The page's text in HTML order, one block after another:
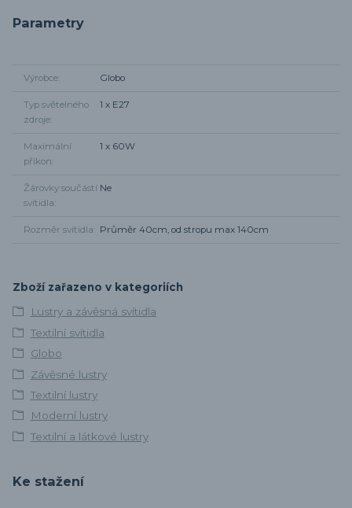
Parametry
Výrobce Globo
Typ světelného
zdroje
1 x E27
Maximální
příkon
1 x 60W
Žárovky součástí
svítidla
Ne
Rozměr svítidla Průměr 40cm, od stropu max 140cm
Zboží zařazeno v kategoriích
Lustry a závěsná svítidla
Textilní svítidla
Globo
Závěsné lustry
Textilní lustry
Moderní lustry
Textilní a látkové lustry
Ke stažení